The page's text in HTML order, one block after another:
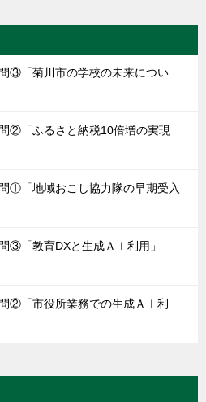
③「菊川市の学校の未来につい
②「ふるさと納税10倍増の実現
①「地域おこし協力隊の早期受入
③「教育DXと生成ＡＩ利用」
②「市役所業務での生成ＡＩ利